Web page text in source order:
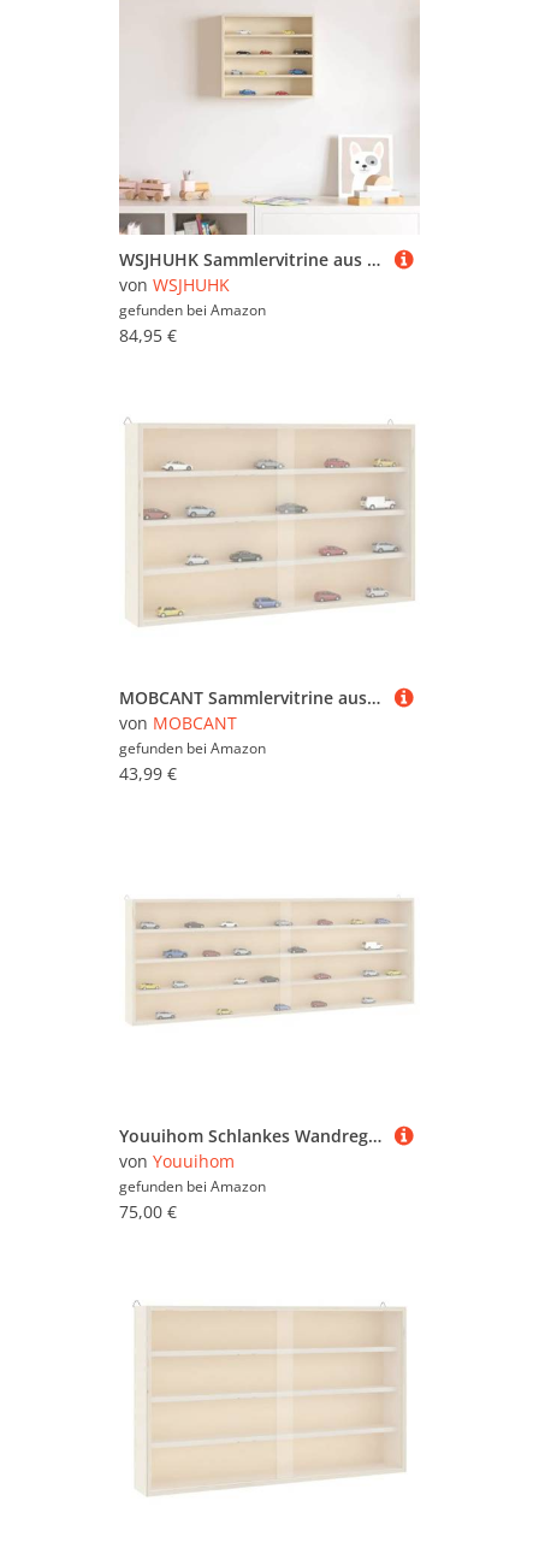
WSJHUHK Sammlervitrine aus Holz, braun, 40 x 8,5 x 37 cm, Sperrholz-Möbel, Regal, Wandregale & Leisten
von WSJHUHK
gefunden bei Amazon
84,95 €
MOBCANT Sammlervitrine aus Holz mit Türen 60x8,5x37 cm, Wandregale Floating Shelves Bilderleiste Bücherregal Wand Verwendbar für Badezimmer Waschküche Arbeitszimmer Wohnzimmer
von MOBCANT
gefunden bei Amazon
43,99 €
Youuihom Schlankes Wandregal aus Holz mit Schiebetüren Sammlervitrine 100x8,5x37 cm für Deko und Sammlerstücke in Wohnzimmer Schlafzimmer Esszimmer
von Youuihom
gefunden bei Amazon
75,00 €